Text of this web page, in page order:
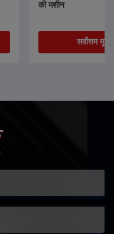
की मशीन
सर्वोत्तम